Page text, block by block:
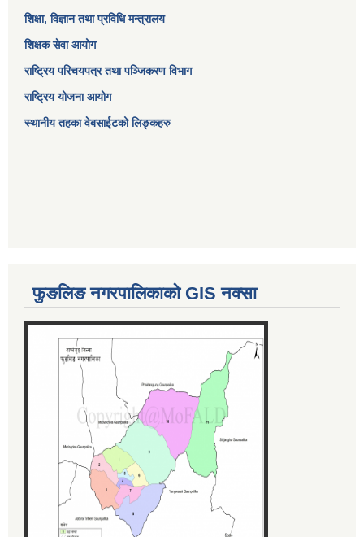
शिक्षा, विज्ञान तथा प्रविधि मन्त्रालय
शिक्षक सेवा आयोग
राष्ट्रिय परिचयपत्र तथा पञ्जिकरण विभाग
राष्ट्रिय योजना आयोग
स्थानीय तहका वेबसाईटको लिङ्कहरु
फुङलिङ नगरपालिकाको GIS नक्सा